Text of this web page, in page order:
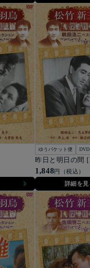
ゆうパケット便 DVD
昨日と明日の間
1,848円（税込）
詳細を見